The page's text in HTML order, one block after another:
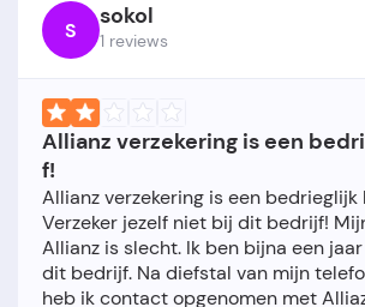
S sokol
1 reviews
Allianz verzekering is een
f!
Allianz verzekering is een bedrieglijk
Verzeker jezelf niet bij dit bedrijf!
Allianz is slecht. Ik ben bijna een
dit bedrijf. Na diefstal van mijn
heb ik contact opgenomen met